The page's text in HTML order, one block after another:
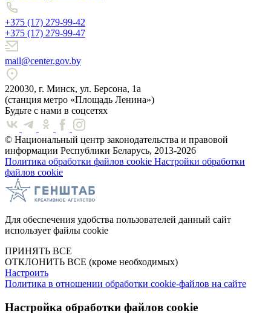
+375 (17) 279-99-42
+375 (17) 279-99-47
mail@center.gov.by
220030, г. Минск, ул. Берсона, 1а
(станция метро «Площадь Ленина»)
Будьте с нами в соцсетях
© Национальный центр законодательства и правовой
информации Республики Беларусь, 2013-2026
Политика обработки файлов cookie Настройки обработки
файлов cookie
Для обеспечения удобства пользователей данный сайт
использует файлы cookie
ПРИНЯТЬ ВСЕ
ОТКЛОНИТЬ ВСЕ (кроме необходимых)
Настроить
Политика в отношении обработки cookie-файлов на сайте
Настройка обработки файлов cookie